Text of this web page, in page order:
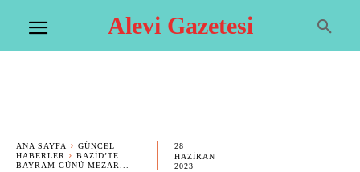
Alevi Gazetesi
ANA SAYFA
GÜNCEL
HABERLER
BAZID’TE
BAYRAM GÜNÜ MEZAR...
28
HAZIRAN
2023